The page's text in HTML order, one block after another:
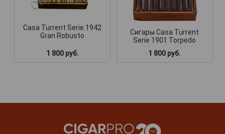
Casa Turrent Serie 1942
Gran Robusto
1 800 руб.
Сигары Casa Turrent
Serie 1901 Torpedo
1 800 руб.